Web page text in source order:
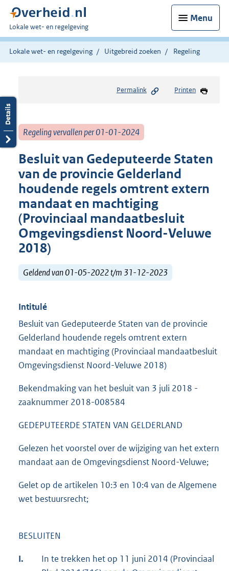
Menu
U
bent
hier:
Lokale wet- en regelgeving
Lokale wet- en regelgeving Uitgebreid zoeken Regeling
Permalink Printen
Regeling vervallen per 01-01-2024
Besluit van Gedeputeerde Staten
van de provincie Gelderland
houdende regels omtrent extern
mandaat en machtiging
(Provinciaal mandaatbesluit
Omgevingsdienst Noord-Veluwe
2018)
Geldend van 01-05-2022 t/m 31-12-2023
Intitulé
Besluit van Gedeputeerde Staten van de provincie
Gelderland houdende regels omtrent extern
mandaat en machtiging (Provinciaal mandaatbesluit
Omgevingsdienst Noord-Veluwe 2018)
Bekendmaking van het besluit van 3 juli 2018 -
zaaknummer 2018-008584
GEDEPUTEERDE STATEN VAN GELDERLAND
Gelezen het voorstel over de wijziging van het extern
mandaat aan de Omgevingsdienst Noord-Veluwe;
Gelet op de artikelen 10:3 en 10:4 van de Algemene
wet bestuursrecht;
BESLUITEN
I.
In te trekken het op 11 juni 2014 (Provinciaal